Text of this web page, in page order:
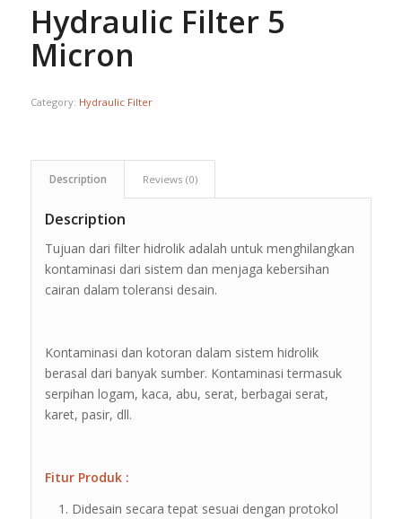
Hydraulic Filter 5
Micron
Category: Hydraulic Filter
Description Reviews (0)
Description
Tujuan dari filter hidrolik adalah untuk menghilangkan
kontaminasi dari sistem dan menjaga kebersihan
cairan dalam toleransi desain.
Kontaminasi dan kotoran dalam sistem hidrolik
berasal dari banyak sumber. Kontaminasi termasuk
serpihan logam, kaca, abu, serat, berbagai serat,
karet, pasir, dll.
Fitur Produk :
Didesain secara tepat sesuai dengan protokol